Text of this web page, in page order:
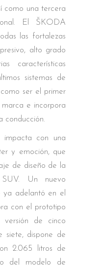
como una tercera
El ŠKODA
las fortalezas
alto grado
características
sistemas de
ser el primer
e incorpora
conducción.
con una
y emoción, que
de diseño de la
Un nuevo
ya adelantó en el
con el prototipo
de cinco
siete, dispone de
2.065 litros de
del modelo de